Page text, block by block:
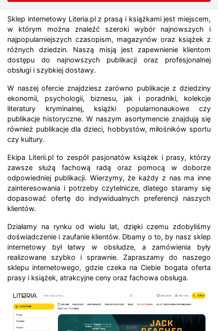
Sklep internetowy Literia.pl z prasą i książkami jest miejscem,
w którym można znaleźć szeroki wybór najnowszych i
najpopularniejszych czasopism, magazynów oraz książek z
różnych dziedzin. Naszą misją jest zapewnienie klientom
dostępu do najnowszych publikacji oraz profesjonalnej
obsługi i szybkiej dostawy.
W naszej ofercie znajdziesz zarówno publikacje z dziedziny
ekonomii, psychologii, biznesu, jak i poradniki, kolekcje
literatury kryminalnej, książki popularnonaukowe czy
publikacje historyczne. W naszym asortymencie znajdują się
również publikacje dla dzieci, hobbystów, miłośników sportu
czy kultury.
Ekipa Literii.pl to zespół pasjonatów książek i prasy, którzy
zawsze służą fachową radą oraz pomocą w doborze
odpowiedniej publikacji. Wierzymy, że każdy z nas ma inne
zainteresowania i potrzeby czytelnicze, dlatego staramy się
dopasować ofertę do indywidualnych preferencji naszych
klientów.
Działamy na rynku od wielu lat, dzięki czemu zdobyliśmy
doświadczenie i zaufanie klientów. Dbamy o to, by nasz sklep
internetowy był łatwy w obsłudze, a zamówienia były
realizowane szybko i sprawnie. Zapraszamy do naszego
sklepu internetowego, gdzie czeka na Ciebie bogata oferta
prasy i książek, atrakcyjne ceny oraz fachowa obsługa.